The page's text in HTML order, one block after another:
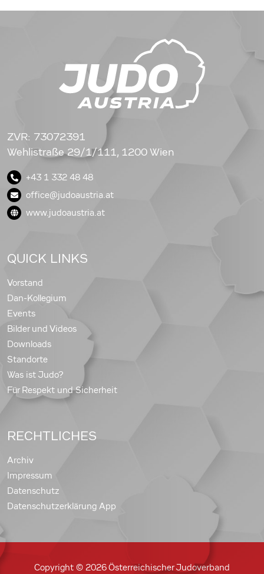
ZVR: 73072391
Wehlistraße 29/1/111, 1200 Wien
+43 1 332 48 48
office@judoaustria.at
www.judoaustria.at
QUICK LINKS
Vorstand
Dan-Kollegium
Events
Bilder und Videos
Downloads
Standorte
Was ist Judo?
Für Respekt und Sicherheit
RECHTLICHES
Archiv
Impressum
Datenschutz
Datenschutzerklärung App
Copyright © 2026 Österreichischer Judoverband